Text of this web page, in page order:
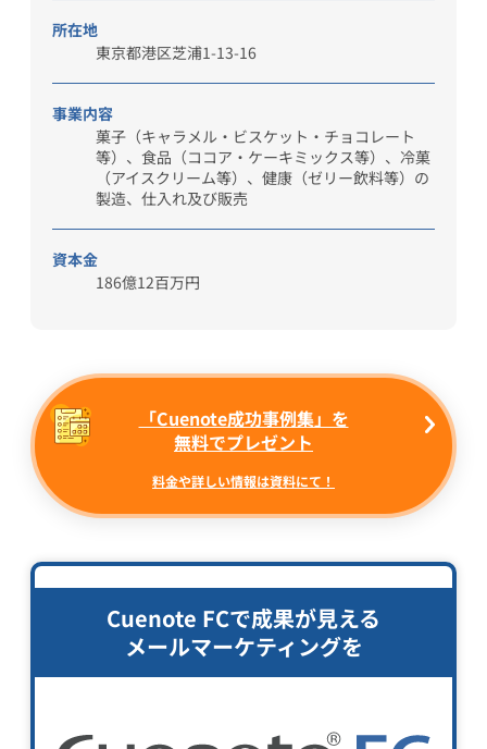
所在地
東京都港区芝浦1-13-16
事業内容
菓子（キャラメル・ビスケット・チョコレート
等）、食品（ココア・ケーキミックス等）、冷菓
（アイスクリーム等）、健康（ゼリー飲料等）の
製造、仕入れ及び販売
資本金
186億12百万円
「Cuenote成功事例集」を
無料でプレゼント
料金や詳しい情報は資料にて！
Cuenote FCで成果が見える
メールマーケティングを